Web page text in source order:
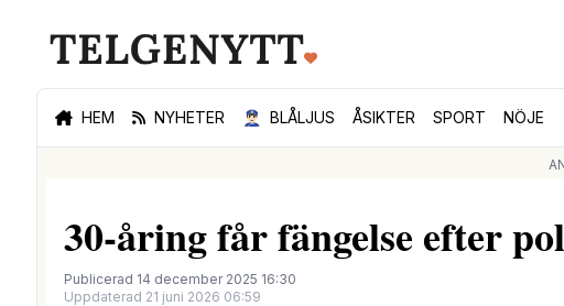
HEM NYHETER 👮🏻‍♂️ BLÅLJUS ÅSIKTER SPORT NÖJE
30-åring får fängelse efter
Publicerad 14 december 2025 16:30
Uppdaterad 21 juni 2026 06:59